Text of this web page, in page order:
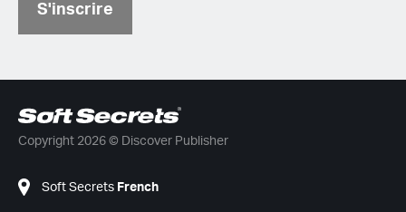
S'inscrire
Copyright 2026 © Discover Publisher
Soft Secrets French